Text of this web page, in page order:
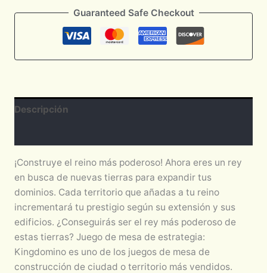
Guaranteed Safe Checkout
Descripción
¡Construye el reino más poderoso! Ahora eres un rey
en busca de nuevas tierras para expandir tus
dominios. Cada territorio que añadas a tu reino
incrementará tu prestigio según su extensión y sus
edificios. ¿Conseguirás ser el rey más poderoso de
estas tierras? Juego de mesa de estrategia:
Kingdomino es uno de los juegos de mesa de
construcción de ciudad o territorio más vendidos.